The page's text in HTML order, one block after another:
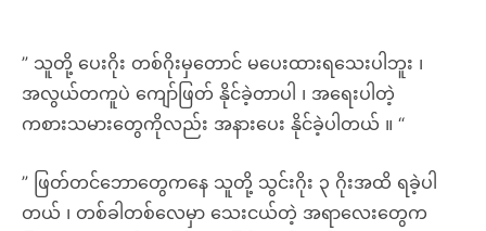
” သူတို့ ပေးဂိုး တစ်ဂိုးမှတောင် မပေးထားရသေးပါဘူး ၊
အလွယ်တကူပဲ ကျော်ဖြတ် နိုင်ခဲ့တာပါ ၊ အရေးပါတဲ့
ကစားသမားတွေကိုလည်း အနားပေး နိုင်ခဲ့ပါတယ် ။ “
” ဖြတ်တင်ဘောတွေကနေ သူတို့ သွင်းဂိုး ၃ ဂိုးအထိ ရခဲ့ပါ
တယ် ၊ တစ်ခါတစ်လေမှာ သေးငယ်တဲ့ အရာလေးတွေက